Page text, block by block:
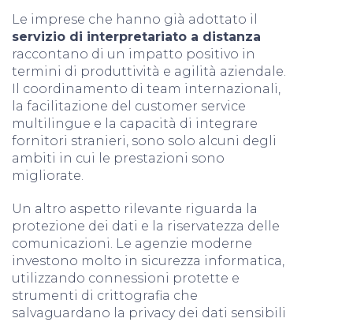
Le imprese che hanno già adottato il
servizio di interpretariato a distanza
raccontano di un impatto positivo in
termini di produttività e agilità aziendale.
Il coordinamento di team internazionali,
la facilitazione del customer service
multilingue e la capacità di integrare
fornitori stranieri, sono solo alcuni degli
ambiti in cui le prestazioni sono
migliorate.
Un altro aspetto rilevante riguarda la
protezione dei dati e la riservatezza delle
comunicazioni. Le agenzie moderne
investono molto in sicurezza informatica,
utilizzando connessioni protette e
strumenti di crittografia che
salvaguardano la privacy dei dati sensibili